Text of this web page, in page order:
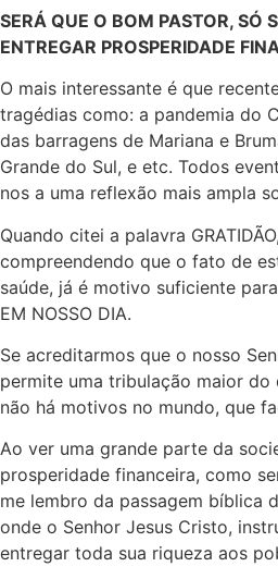
SERÁ QUE O BOM PASTOR, SÓ
ENTREGAR PROSPERIDADE
O mais interessante é que
tragédias como: a pandemia do
das barragens de Mariana e
Grande do Sul, e etc. Todos
nos a uma reflexão mais ampla
Quando citei a palavra
compreendendo que o fato de
saúde, já é motivo suficiente para
EM NOSSO DIA.
Se acreditarmos que o nosso
permite uma tribulação maior do
não há motivos no mundo, que
Ao ver uma grande parte da
prosperidade financeira, como
me lembro da passagem bíblica
onde o Senhor Jesus Cristo,
entregar toda sua riqueza aos